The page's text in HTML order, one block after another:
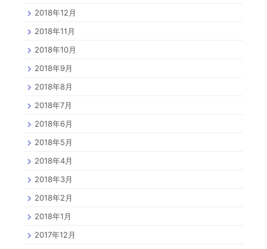
2018年12月
2018年11月
2018年10月
2018年9月
2018年8月
2018年7月
2018年6月
2018年5月
2018年4月
2018年3月
2018年2月
2018年1月
2017年12月